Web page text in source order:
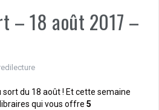
– 18 août 2017 –
sort du 18 août ! Et cette semaine
libraires qui vous offre 5